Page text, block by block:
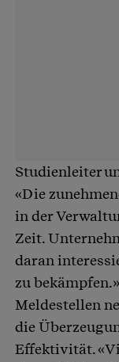
Studienleiter
«Die
in der
Zeit.
daran
zu
Meldestellen
die
Effektivität.